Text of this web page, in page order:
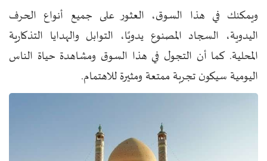
ويمكنك في هذا السوق، العثور على جميع أنواع الحرف
اليدوية، السجاد المصنوع يدويًا، التوابل والهدايا التذكارية
المحلية. كما أن التجول في هذا السوق ومشاهدة حياة الناس
اليومية سيكون تجربة ممتعة ومثيرة للاهتمام.